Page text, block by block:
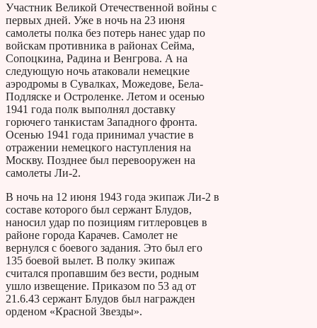
Участник Великой Отечественной войны с
первых дней. Уже в ночь на 23 июня
самолеты полка без потерь нанес удар по
войскам противника в районах Сейма,
Сопоцкина, Радина и Венгрова. А на
следующую ночь атаковали немецкие
аэродромы в Сувалках, Можедове, Бела-
Подляске и Остроленке. Летом и осенью
1941 года полк выполнял доставку
горючего танкистам Западного фронта.
Осенью 1941 года принимал участие в
отражении немецкого наступления на
Москву. Позднее был перевооружен на
самолеты Ли-2.
В ночь на 12 июня 1943 года экипаж Ли-2 в
составе которого был сержант Блудов,
наносил удар по позициям гитлеровцев в
районе города Карачев. Самолет не
вернулся с боевого задания. Это был его
135 боевой вылет. В полку экипаж
считался пропавшим без вести, родным
ушло извещение. Приказом по 53 ад от
21.6.43 сержант Блудов был награжден
орденом «Красной Звезды».